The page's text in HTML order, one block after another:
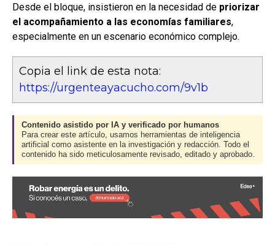
Desde el bloque, insistieron en la necesidad de priorizar
el acompañamiento a las economías familiares,
especialmente en un escenario económico complejo.
Copia el link de esta nota:
https://urgenteayacucho.com/9v1b
Contenido asistido por IA y verificado por humanos
Para crear este artículo, usamos herramientas de inteligencia
artificial como asistente en la investigación y redacción. Todo el
contenido ha sido meticulosamente revisado, editado y aprobado.